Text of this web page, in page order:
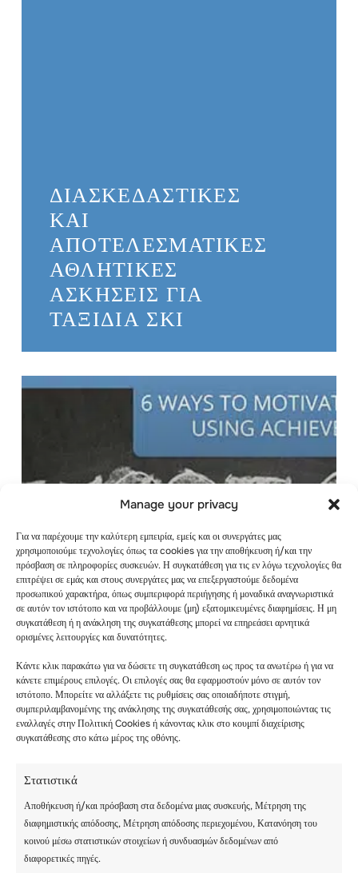
Manage your privacy
Για να παρέχουμε την καλύτερη εμπειρία, εμείς και οι συνεργάτες μας
χρησιμοποιούμε τεχνολογίες όπως τα cookies για την αποθήκευση ή/και την
πρόσβαση σε πληροφορίες συσκευών. Η συγκατάθεση για τις εν λόγω τεχνολογίες θα
επιτρέψει σε εμάς και στους συνεργάτες μας να επεξεργαστούμε δεδομένα
προσωπικού χαρακτήρα, όπως συμπεριφορά περιήγησης ή μοναδικά αναγνωριστικά
σε αυτόν τον ιστότοπο και να προβάλλουμε (μη) εξατομικευμένες διαφημίσεις. Η μη
συγκατάθεση ή η ανάκληση της συγκατάθεσης μπορεί να επηρεάσει αρνητικά
ορισμένες λειτουργίες και δυνατότητες.
Κάντε κλικ παρακάτω για να δώσετε τη συγκατάθεση ως προς τα ανωτέρω ή για να
κάνετε επιμέρους επιλογές. Οι επιλογές σας θα εφαρμοστούν μόνο σε αυτόν τον
ιστότοπο. Μπορείτε να αλλάξετε τις ρυθμίσεις σας οποιαδήποτε στιγμή,
συμπεριλαμβανομένης της ανάκλησης της συγκατάθεσής σας, χρησιμοποιώντας τις
εναλλαγές στην Πολιτική Cookies ή κάνοντας κλικ στο κουμπί διαχείρισης
συγκατάθεσης στο κάτω μέρος της οθόνης.
Στατιστικά
Αποθήκευση ή/και πρόσβαση στα δεδομένα μιας συσκευής, Μέτρηση της
διαφημιστικής απόδοσης, Μέτρηση απόδοσης περιεχομένου, Κατανόηση του
κοινού μέσω στατιστικών στοιχείων ή συνδυασμών δεδομένων από
διαφορετικές πηγές.
ΔΙΑΣΚΕΔΑΣΤΙΚΈΣ
ΚΑΙ
ΑΠΟΤΕΛΕΣΜΑΤΙΚΈΣ
ΑΘΛΗΤΙΚΈΣ
ΑΣΚΉΣΕΙΣ ΓΙΑ
ΤΑΞΊΔΙΑ ΣΚΙ
6 ΤΡΌΠΟΙ ΓΙΑ ΝΑ
ΠΑΡΑΚΙΝΉΣΕΤΕ
ΧΡΗΣΙΜΟΠΟΙΏΝΤΑΣ
ΕΠΙΤΕΎΓΜΑΤΑ
Aucun article trouvé.